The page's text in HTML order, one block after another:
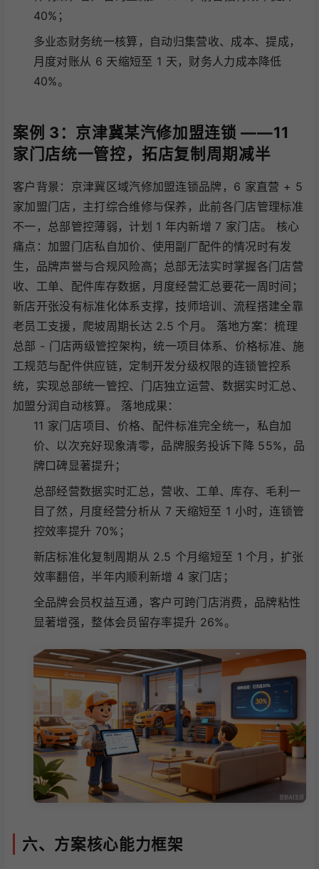
40%；
多业态财务统一核算，自动归集营收、成本、提成，
月度对账从 6 天缩短至 1 天，财务人力成本降低
40%。
案例 3：京津冀某汽修加盟连锁 ——11
家门店统一管控，拓店复制周期减半
客户背景：京津冀区域汽修加盟连锁品牌，6 家直营 + 5
家加盟门店，主打综合维修与保养，此前各门店管理标准
不一，总部管控薄弱，计划 1 年内新增 7 家门店。 核心
痛点：加盟门店私自加价、使用副厂配件的情况时有发
生，品牌声誉与合规风险高；总部无法实时掌握各门店营
收、工单、配件库存数据，月度经营汇总要花一周时间；
新店开张没有标准化体系支撑，技师培训、流程搭建全靠
老员工支援，爬坡周期长达 2.5 个月。 落地方案：梳理
总部 - 门店两级管控架构，统一项目体系、价格标准、施
工规范与配件供应链，定制开发分级权限的连锁管控系
统，实现总部统一管控、门店独立运营、数据实时汇总、
加盟分润自动核算。 落地成果：
11 家门店项目、价格、配件标准完全统一，私自加
价、以次充好现象清零，品牌服务投诉下降 55%，品
牌口碑显著提升；
总部经营数据实时汇总，营收、工单、库存、毛利一
目了然，月度经营分析从 7 天缩短至 1 小时，连锁管
控效率提升 70%；
新店标准化复制周期从 2.5 个月缩短至 1 个月，扩张
效率翻倍，半年内顺利新增 4 家门店；
全品牌会员权益互通，客户可跨门店消费，品牌粘性
显著增强，整体会员留存率提升 26%。
六、方案核心能力框架